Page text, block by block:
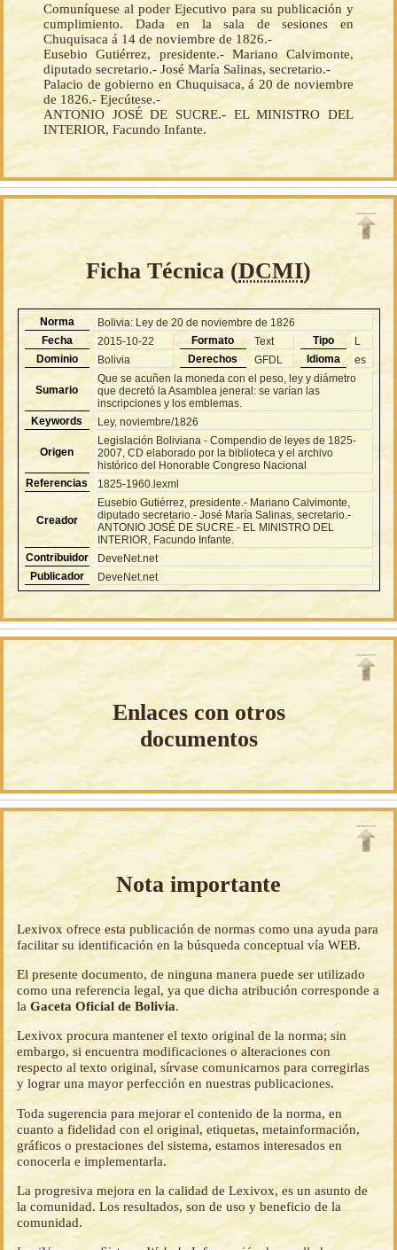
Comuníquese al poder Ejecutivo para su publicación y
cumplimiento. Dada en la sala de sesiones en
Chuquisaca á 14 de noviembre de 1826.-
Eusebio Gutiérrez, presidente.- Mariano Calvimonte,
diputado secretario.- José María Salinas, secretario.-
Palacio de gobierno en Chuquisaca, á 20 de noviembre
de 1826.- Ejecútese.-
ANTONIO JOSÉ DE SUCRE.- EL MINISTRO DEL
INTERIOR, Facundo Infante.
Ficha Técnica (DCMI)
Norma
Bolivia: Ley de 20 de noviembre de 1826
Fecha
2015-10-22 Formato Text Tipo
L
Dominio
Bolivia Derechos GFDL Idioma es
Sumario
Que se acuñen la moneda con el peso, ley y diámetro
que decretó la Asamblea jeneral: se varían las
inscripciones y los emblemas.
Keywords
Ley, noviembre/1826
Origen
Legislación Boliviana - Compendio de leyes de 1825-
2007, CD elaborado por la biblioteca y el archivo
histórico del Honorable Congreso Nacional
Referencias
1825-1960.lexml
Creador
Eusebio Gutiérrez, presidente.- Mariano Calvimonte,
diputado secretario.- José María Salinas, secretario.-
ANTONIO JOSÉ DE SUCRE.- EL MINISTRO DEL
INTERIOR, Facundo Infante.
Contribuidor
DeveNet.net
Publicador
DeveNet.net
Enlaces con otros
documentos
Nota importante
Lexivox ofrece esta publicación de normas como una ayuda para
facilitar su identificación en la búsqueda conceptual vía WEB.
El presente documento, de ninguna manera puede ser utilizado
como una referencia legal, ya que dicha atribución corresponde a
laGaceta Oficial de Bolivia.
Lexivox procura mantener el texto original de la norma; sin
embargo, si encuentra modificaciones o alteraciones con
respecto al texto original, sírvase comunicarnos para corregirlas
y lograr una mayor perfección en nuestras publicaciones.
Toda sugerencia para mejorar el contenido de la norma, en
cuanto a fidelidad con el original, etiquetas, metainformación,
gráficos o prestaciones del sistema, estamos interesados en
conocerla e implementarla.
La progresiva mejora en la calidad de Lexivox, es un asunto de
la comunidad. Los resultados, son de uso y beneficio de la
comunidad.